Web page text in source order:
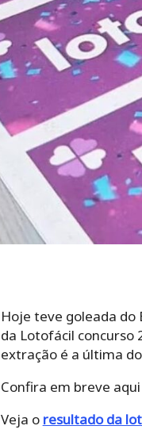
Hoje teve goleada do
da Lotofácil concurso
extração é a última
Confira em breve
Veja o resultado da